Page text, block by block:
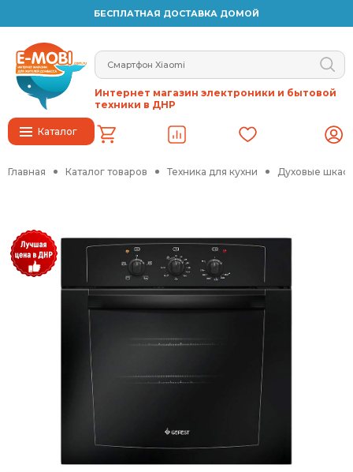
БЕСПЛАТНАЯ ДОСТАВКА ДОМОЙ
Каталог
Интернет магазин электроники и бытовой
техники в ДНР
Главная Каталог товаров Техника для кухни Духовые